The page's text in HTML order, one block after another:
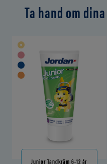
Ta hand om
Junior Tandkräm 6-12 år